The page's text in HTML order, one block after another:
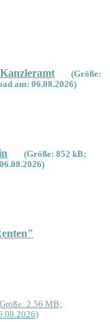
(Größe:
am: 06.08.2026)
(Größe: 852 kB;
2.56 MB;